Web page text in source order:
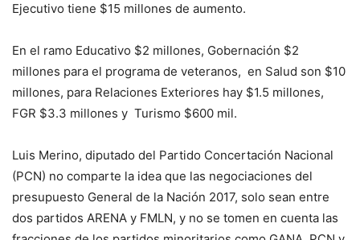
Ejecutivo tiene $15 millones de aumento.
En el ramo Educativo $2 millones, Gobernación $2
millones para el programa de veteranos, en Salud son $10
millones, para Relaciones Exteriores hay $1.5 millones,
FGR $3.3 millones y Turismo $600 mil.
Luis Merino, diputado del Partido Concertación Nacional
(PCN) no comparte la idea que las negociaciones del
presupuesto General de la Nación 2017, solo sean entre
dos partidos ARENA y FMLN, y no se tomen en cuenta las